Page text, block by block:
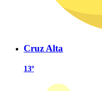
Cruz Alta
13º